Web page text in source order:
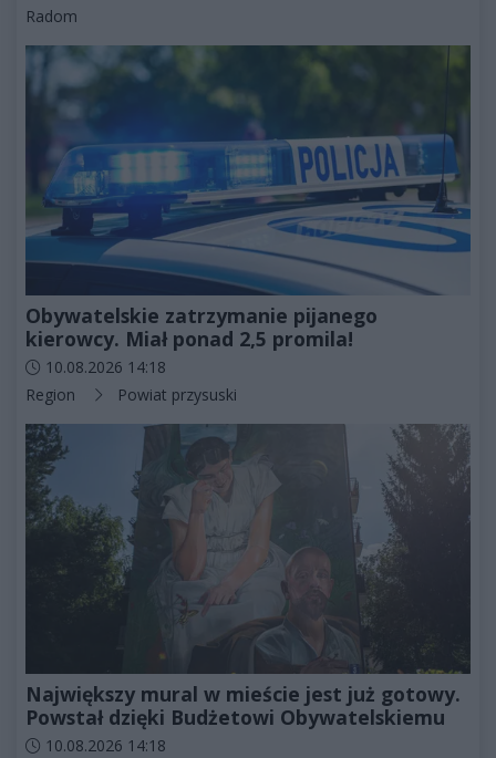
Kategorie artykułu:
Radom
Obywatelskie zatrzymanie pijanego
kierowcy. Miał ponad 2,5 promila!
Data dodania artykułu:
10.08.2026 14:18
Kategorie artykułu:
Region Powiat przysuski
Największy mural w mieście jest już gotowy.
Powstał dzięki Budżetowi Obywatelskiemu
Data dodania artykułu:
10.08.2026 14:18